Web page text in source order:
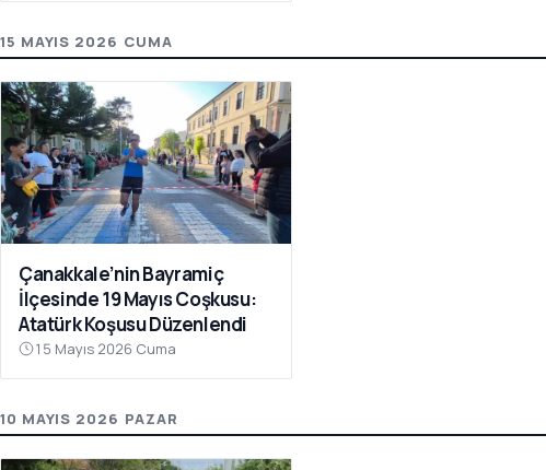
15 MAYIS 2026 CUMA
Çanakkale’nin Bayramiç
İlçesinde 19 Mayıs Coşkusu:
Atatürk Koşusu Düzenlendi
15 Mayıs 2026 Cuma
10 MAYIS 2026 PAZAR